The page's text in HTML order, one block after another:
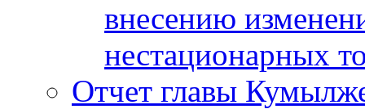
внесению
нестационарных
Отчет главы